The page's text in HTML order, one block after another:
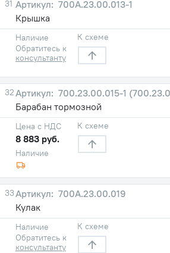
31
700А.23.00.013-1
Крышка
Наличие
Обратитесь к
консультанту
К схеме
32
700.23.00.015-1
Барабан тормозной
Наличие
Цена с НДС
8 883 руб.
К схеме
33
700А.23.00.019
Кулак
Наличие
Обратитесь к
консультанту
К схеме